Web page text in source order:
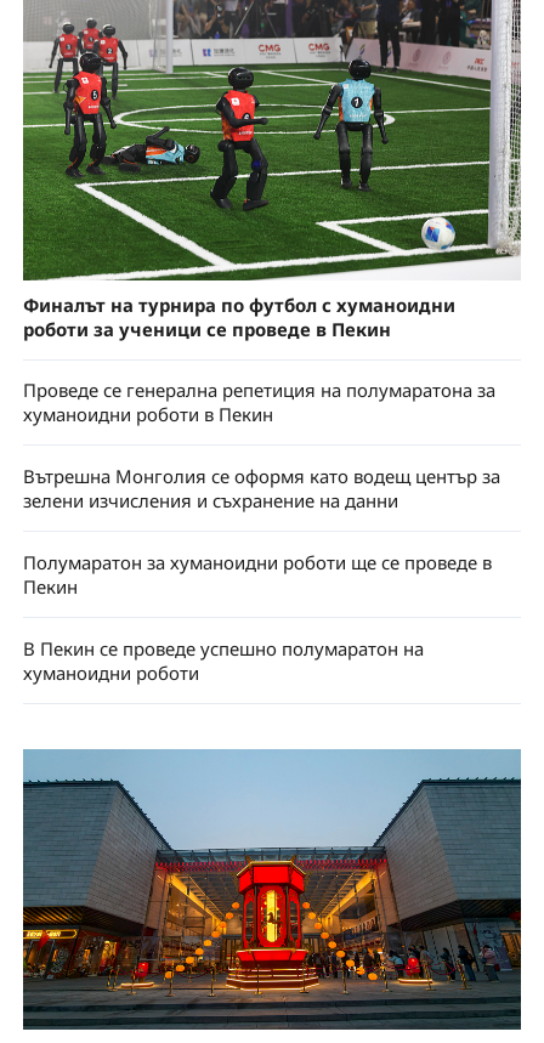
Финалът на турнира по футбол с хуманоидни
роботи за ученици се проведе в Пекин
Проведе се генерална репетиция на полумаратона за
хуманоидни роботи в Пекин
Вътрешна Монголия се оформя като водещ център за
зелени изчисления и съхранение на данни
Полумаратон за хуманоидни роботи ще се проведе в
Пекин
В Пекин се проведе успешно полумаратон на
хуманоидни роботи